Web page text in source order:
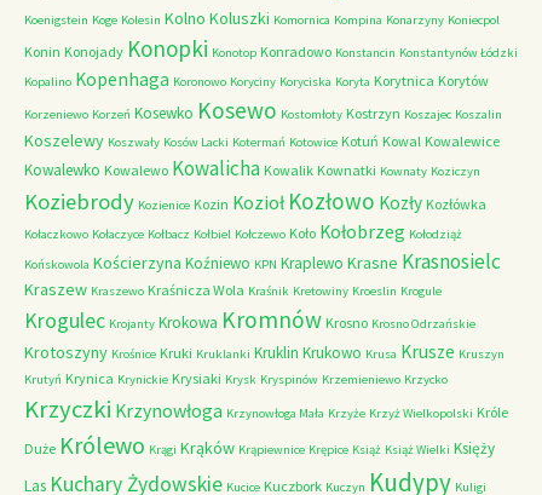
Koenigstein Koge Kolesin Kolno Koluszki Komornica Kompina Konarzyny Koniecpol
Konin Konojady Konopki Konotop Konradowo Konstancin Konstantynów Łódzki
Kopalino Kopenhaga Koronowo Koryciny Koryciska Koryta Korytnica Korytów
Korzeniewo Korzeń Kosewko Kosewo Kostomłoty Kostrzyn Koszajec Koszalin
Koszelewy Koszwały Kosów Lacki Kotermań Kotowice Kotuń Kowal Kowalewice
Kowalewko Kowalewo Kowalicha Kowalik Kownatki Kownaty Koziczyn
Koziebrody Kozienice Kozin Kozioł Kozłowo Kozły Kozłówka
Kołaczkowo Kołaczyce Kołbacz Kołbiel Kołczewo Koło Kołobrzeg Kołodziąż
Końskowola Kościerzyna Koźniewo KPN Kraplewo Krasne Krasnosielc
Kraszew Kraszewo Kraśnicza Wola Kraśnik Kretowiny Kroeslin Krogule
Krogulec Krojanty Krokowa Kromnów Krosno Krosno Odrzańskie
Krotoszyny Krośnice Kruki Kruklanki Kruklin Krukowo Krusa Krusze Kruszyn
Krutyń Krynica Krynickie Krysiaki Krysk Kryspinów Krzemieniewo Krzycko
Krzyczki Krzynowłoga Krzynowłoga Mała Krzyże Krzyż Wielkopolski Króle
Duże Królewo Krągi Krąków Krąpiewnice Krępice Książ Książ Wielki Księży
Las Kuchary Żydowskie Kucice Kuczbork Kuczyn Kudypy Kuligi